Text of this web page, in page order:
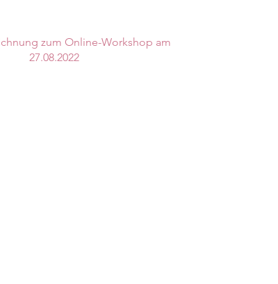
zum Online-Workshop am
27.08.2022